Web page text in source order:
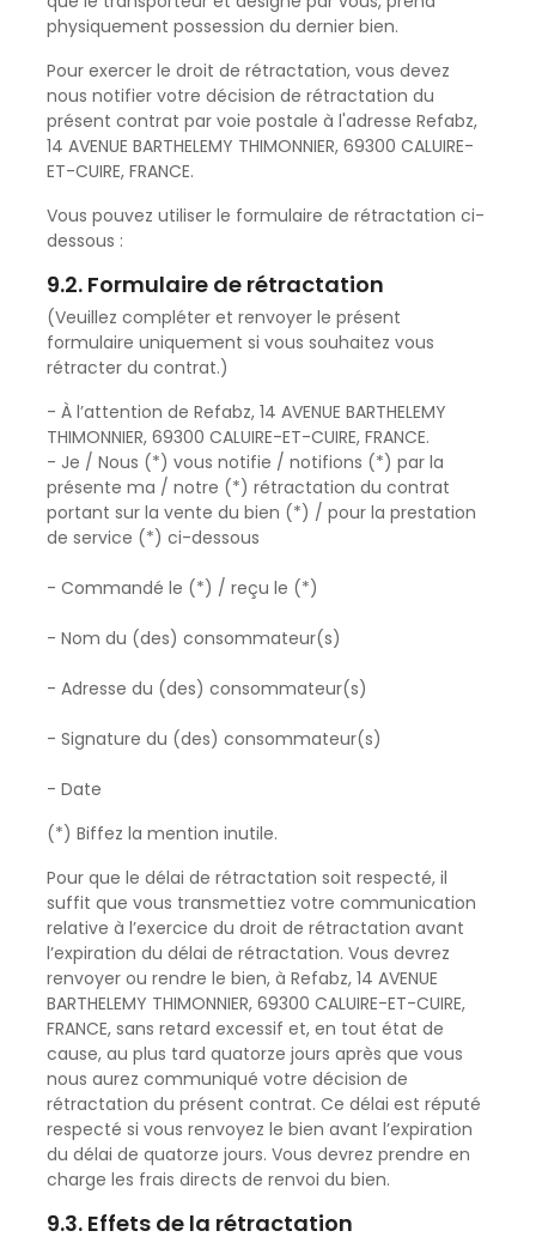
physiquement possession du dernier bien.
Pour exercer le droit de rétractation, vous devez
nous notifier votre décision de rétractation du
présent contrat par voie postale à l'adresse Refabz,
14 AVENUE BARTHELEMY THIMONNIER, 69300 CALUIRE-
ET-CUIRE, FRANCE.
Vous pouvez utiliser le formulaire de rétractation ci-
dessous :
9.2. Formulaire de rétractation
(Veuillez compléter et renvoyer le présent
formulaire uniquement si vous souhaitez vous
rétracter du contrat.)
- À l’attention de Refabz, 14 AVENUE BARTHELEMY
THIMONNIER, 69300 CALUIRE-ET-CUIRE, FRANCE.
- Je / Nous (*) vous notifie / notifions (*) par la
présente ma / notre (*) rétractation du contrat
portant sur la vente du bien (*) / pour la prestation
de service (*) ci-dessous
- Commandé le (*) / reçu le (*)
- Nom du (des) consommateur(s)
- Adresse du (des) consommateur(s)
- Signature du (des) consommateur(s)
- Date
(*) Biffez la mention inutile.
Pour que le délai de rétractation soit respecté, il
suffit que vous transmettiez votre communication
relative à l’exercice du droit de rétractation avant
l’expiration du délai de rétractation. Vous devrez
renvoyer ou rendre le bien, à Refabz, 14 AVENUE
BARTHELEMY THIMONNIER, 69300 CALUIRE-ET-CUIRE,
FRANCE, sans retard excessif et, en tout état de
cause, au plus tard quatorze jours après que vous
nous aurez communiqué votre décision de
rétractation du présent contrat. Ce délai est réputé
respecté si vous renvoyez le bien avant l’expiration
du délai de quatorze jours. Vous devrez prendre en
charge les frais directs de renvoi du bien.
9.3. Effets de la rétractation